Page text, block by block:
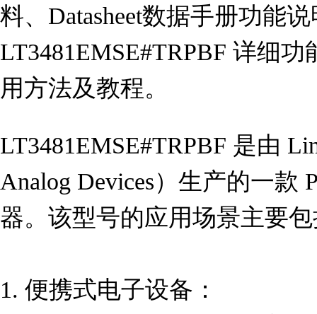
料、Datasheet数据手册功能
LT3481EMSE#TRPBF 详细
用方法及教程。
LT3481EMSE#TRPBF 是由
Analog Devices）生产的一款
器。该型号的应用场景主要
1. 便携式电子设备：